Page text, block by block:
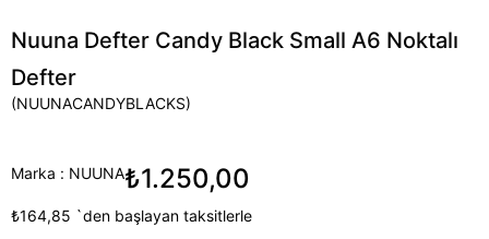
Nuuna Defter Candy Black Small A6 Noktalı
Defter
(NUUNACANDYBLACKS)
Marka : NUUNA₺1.250,00
₺164,85 `den başlayan taksitlerle